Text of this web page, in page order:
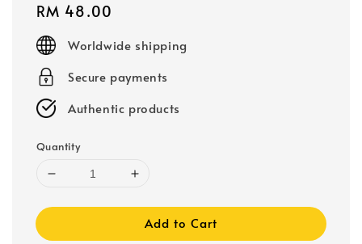
Regular
price
RM 48.00
Worldwide shipping
Secure payments
Authentic products
Quantity
Add to Cart